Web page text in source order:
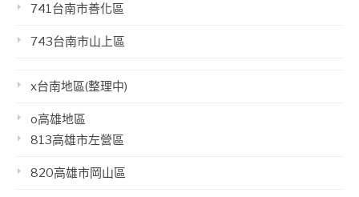
741台南市善化區
743台南市山上區
x台南地區(整理中)
o高雄地區
813高雄市左營區
820高雄市岡山區